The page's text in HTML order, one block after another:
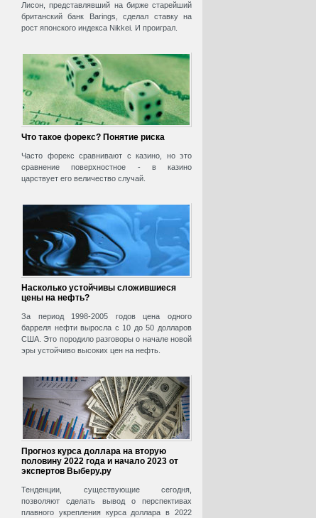
Лисон, представлявший на бирже старейший
британский банк Barings, сделал ставку на
рост японского индекса Nikkei. И проиграл.
Что такое форекс? Понятие риска
Часто форекс сравнивают с казино, но это
сравнение поверхностное - в казино
царствует его величество случай.
Насколько устойчивы сложившиеся
цены на нефть?
За период 1998-2005 годов цена одного
барреля нефти выросла с 10 до 50 долларов
США. Это породило разговоры о начале новой
эры устойчиво высоких цен на нефть.
Прогноз курса доллара на вторую
половину 2022 года и начало 2023 от
экспертов Выберу.ру
Тенденции, существующие сегодня,
позволяют сделать вывод о перспективах
плавного укрепления курса доллара в 2022